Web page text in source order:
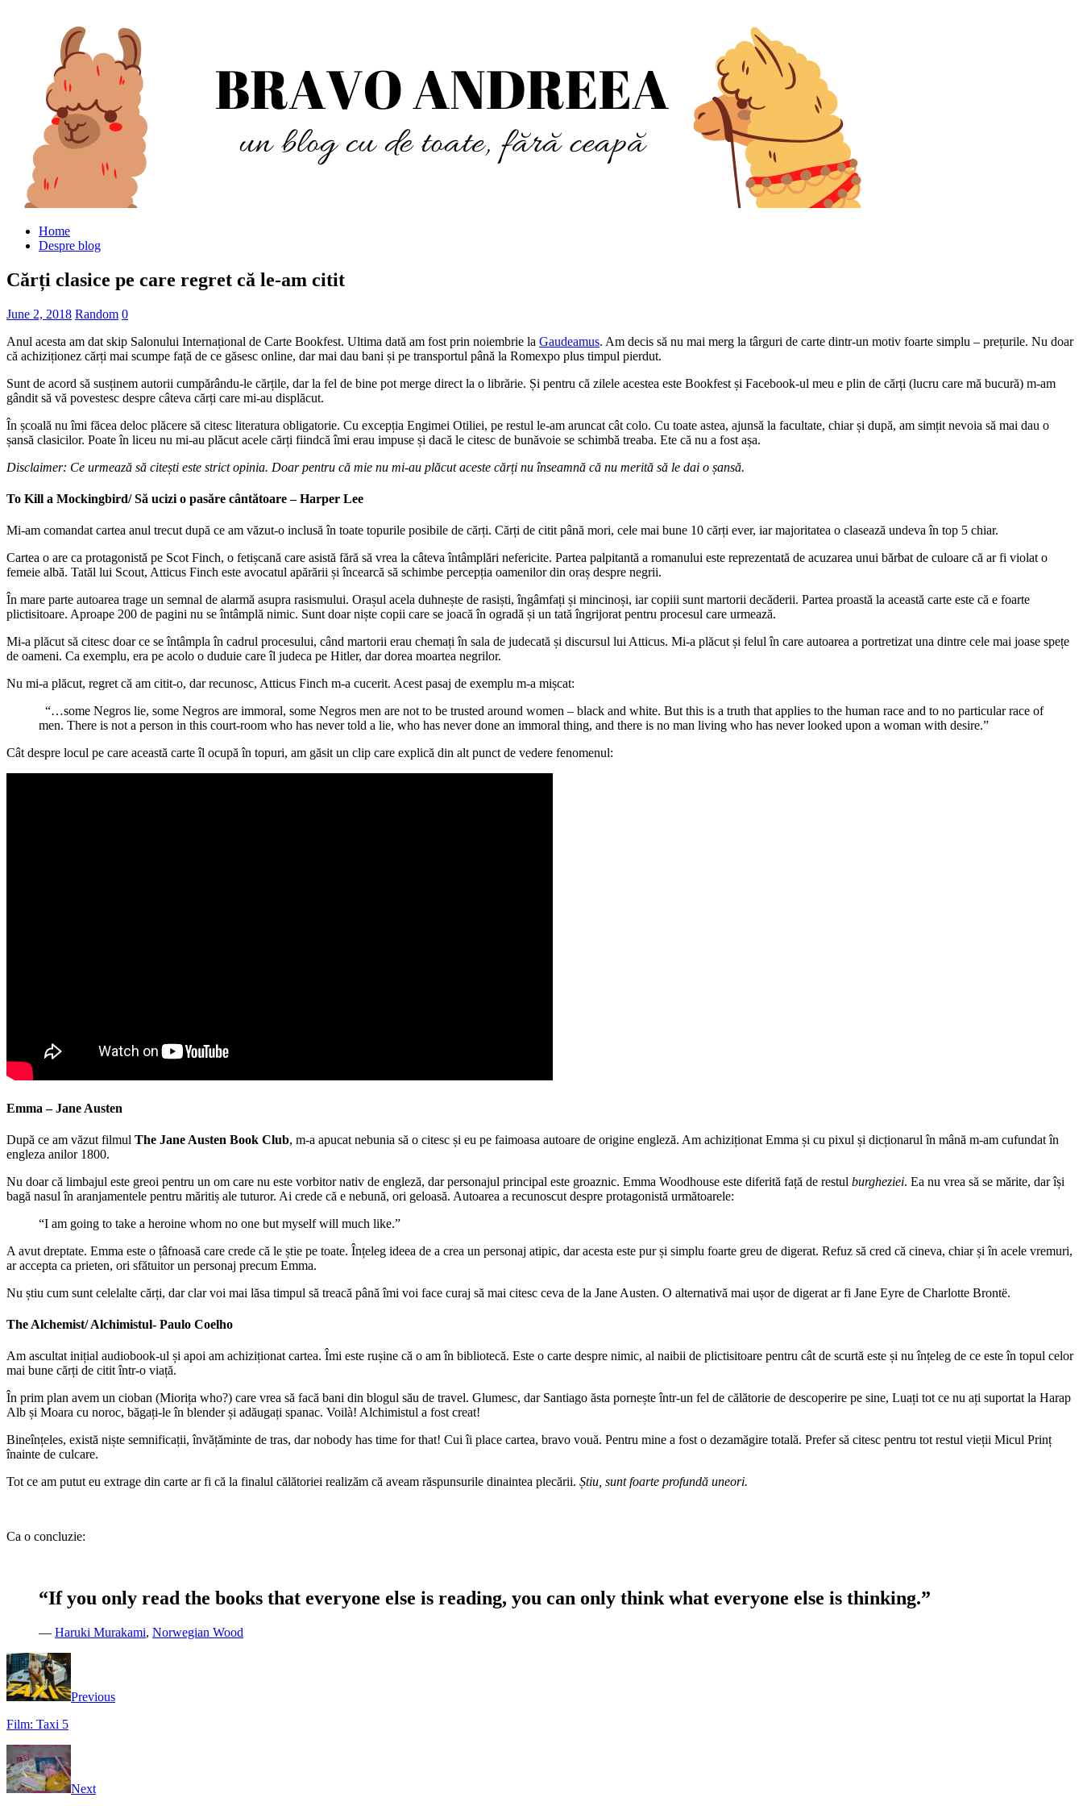
Home
Despre blog
Cărți clasice pe care regret că le-am citit
June 2, 2018 Random 0
Anul acesta am dat skip Salonului Internațional de Carte Bookfest. Ultima dată am fost prin noiembrie la Gaudeamus. Am decis să nu mai merg la târguri de carte dintr-un motiv foarte simplu – prețurile. Nu doar
că achiziționez cărți mai scumpe față de ce găsesc online, dar mai dau bani și pe transportul până la Romexpo plus timpul pierdut.
Sunt de acord să susținem autorii cumpărându-le cărțile, dar la fel de bine pot merge direct la o librărie. Și pentru că zilele acestea este Bookfest și Facebook-ul meu e plin de cărți (lucru care mă bucură) m-am
gândit să vă povestesc despre câteva cărți care mi-au displăcut.
În școală nu îmi făcea deloc plăcere să citesc literatura obligatorie. Cu excepția Engimei Otiliei, pe restul le-am aruncat cât colo. Cu toate astea, ajunsă la facultate, chiar și după, am simțit nevoia să mai dau o
șansă clasicilor. Poate în liceu nu mi-au plăcut acele cărți fiindcă îmi erau impuse și dacă le citesc de bunăvoie se schimbă treaba. Ete că nu a fost așa.
Disclaimer: Ce urmează să citești este strict opinia. Doar pentru că mie nu mi-au plăcut aceste cărți nu înseamnă că nu merită să le dai o șansă.
To Kill a Mockingbird/ Să ucizi o pasăre cântătoare – Harper Lee
Mi-am comandat cartea anul trecut după ce am văzut-o inclusă în toate topurile posibile de cărți. Cărți de citit până mori, cele mai bune 10 cărți ever, iar majoritatea o clasează undeva în top 5 chiar.
Cartea o are ca protagonistă pe Scot Finch, o fetișcană care asistă fără să vrea la câteva întâmplări nefericite. Partea palpitantă a romanului este reprezentată de acuzarea unui bărbat de culoare că ar fi violat o
femeie albă. Tatăl lui Scout, Atticus Finch este avocatul apărării și încearcă să schimbe percepția oamenilor din oraș despre negrii.
În mare parte autoarea trage un semnal de alarmă asupra rasismului. Orașul acela duhnește de rasiști, îngâmfați și mincinoși, iar copiii sunt martorii decăderii. Partea proastă la această carte este că e foarte
plictisitoare. Aproape 200 de pagini nu se întâmplă nimic. Sunt doar niște copii care se joacă în ogradă și un tată îngrijorat pentru procesul care urmează.
Mi-a plăcut să citesc doar ce se întâmpla în cadrul procesului, când martorii erau chemați în sala de judecată și discursul lui Atticus. Mi-a plăcut și felul în care autoarea a portretizat una dintre cele mai joase spețe
de oameni. Ca exemplu, era pe acolo o duduie care îl judeca pe Hitler, dar dorea moartea negrilor.
Nu mi-a plăcut, regret că am citit-o, dar recunosc, Atticus Finch m-a cucerit. Acest pasaj de exemplu m-a mișcat:
“…some Negros lie, some Negros are immoral, some Negros men are not to be trusted around women – black and white. But this is a truth that applies to the human race and to no particular race of
men. There is not a person in this court-room who has never told a lie, who has never done an immoral thing, and there is no man living who has never looked upon a woman with desire.”
Cât despre locul pe care această carte îl ocupă în topuri, am găsit un clip care explică din alt punct de vedere fenomenul:
Emma – Jane Austen
După ce am văzut filmul The Jane Austen Book Club, m-a apucat nebunia să o citesc și eu pe faimoasa autoare de origine engleză. Am achiziționat Emma și cu pixul și dicționarul în mână m-am cufundat în
engleza anilor 1800.
Nu doar că limbajul este greoi pentru un om care nu este vorbitor nativ de engleză, dar personajul principal este groaznic. Emma Woodhouse este diferită față de restul burgheziei. Ea nu vrea să se mărite, dar își
bagă nasul în aranjamentele pentru măritiș ale tuturor. Ai crede că e nebună, ori geloasă. Autoarea a recunoscut despre protagonistă următoarele:
“I am going to take a heroine whom no one but myself will much like.”
A avut dreptate. Emma este o țâfnoasă care crede că le știe pe toate. Înțeleg ideea de a crea un personaj atipic, dar acesta este pur și simplu foarte greu de digerat. Refuz să cred că cineva, chiar și în acele vremuri,
ar accepta ca prieten, ori sfătuitor un personaj precum Emma.
Nu știu cum sunt celelalte cărți, dar clar voi mai lăsa timpul să treacă până îmi voi face curaj să mai citesc ceva de la Jane Austen. O alternativă mai ușor de digerat ar fi Jane Eyre de Charlotte Brontë.
The Alchemist/ Alchimistul- Paulo Coelho
Am ascultat inițial audiobook-ul și apoi am achiziționat cartea. Îmi este rușine că o am în bibliotecă. Este o carte despre nimic, al naibii de plictisitoare pentru cât de scurtă este și nu înțeleg de ce este în topul celor
mai bune cărți de citit într-o viață.
În prim plan avem un cioban (Miorița who?) care vrea să facă bani din blogul său de travel. Glumesc, dar Santiago ăsta pornește într-un fel de călătorie de descoperire pe sine, Luați tot ce nu ați suportat la Harap
Alb și Moara cu noroc, băgați-le în blender și adăugați spanac. Voilà! Alchimistul a fost creat!
Bineînțeles, există niște semnificații, învățăminte de tras, dar nobody has time for that! Cui îi place cartea, bravo vouă. Pentru mine a fost o dezamăgire totală. Prefer să citesc pentru tot restul vieții Micul Prinț
înainte de culcare.
Tot ce am putut eu extrage din carte ar fi că la finalul călătoriei realizăm că aveam răspunsurile dinaintea plecării. Știu, sunt foarte profundă uneori.
Ca o concluzie:
“If you only read the books that everyone else is reading, you can only think what everyone else is thinking.”
― Haruki Murakami, Norwegian Wood
Previous
Film: Taxi 5
Next